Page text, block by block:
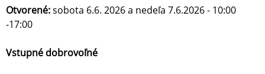
Otvorené:sobota 6.6. 2026 a nedeľa 7.6.2026 - 10:00
-17:00
Vstupné dobrovoľné